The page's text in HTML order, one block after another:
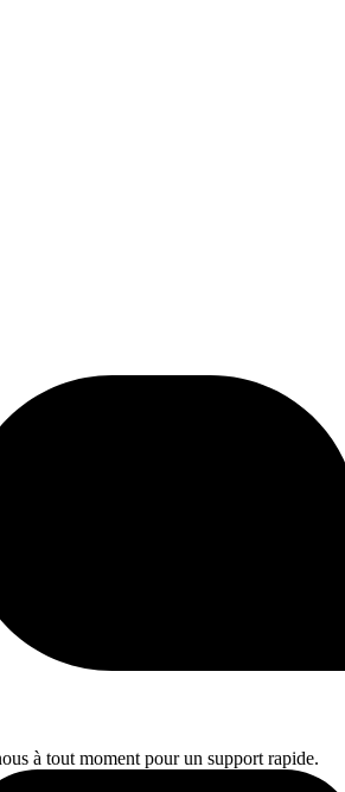
à tout moment pour un support rapide.